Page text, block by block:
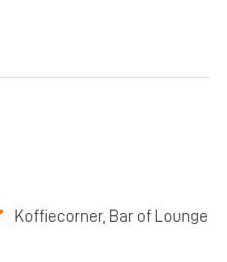
Koffiecorner, Bar of Lounge